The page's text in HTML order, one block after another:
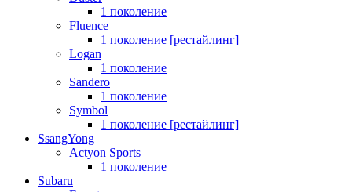
1 поколение
Fluence
1 поколение [рестайлинг]
Logan
1 поколение
Sandero
1 поколение
Symbol
1 поколение [рестайлинг]
SsangYong
Actyon Sports
1 поколение
Subaru